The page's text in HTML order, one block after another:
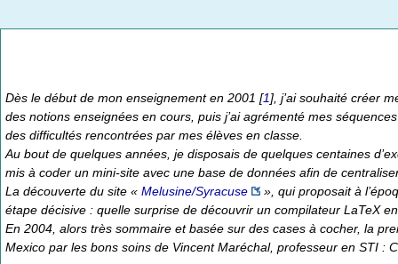
Dès le début de mon enseignement en 2001 [1] , j’ai souhaité créer
des notions enseignées en cours, puis j’ai agrémenté mes
des difficultés rencontrées par mes élèves en classe.
Au bout de quelques années, je disposais de quelques centaines
mis à coder un mini-site avec une base de données afin de
La découverte du site « Melusine/Syracuse
», qui proposait à
étape décisive : quelle surprise de découvrir un compilateur LaTeX
En 2004, alors très sommaire et basée sur des cases à cocher, la
Mexico par les bons soins de Vincent Maréchal, professeur en STI :